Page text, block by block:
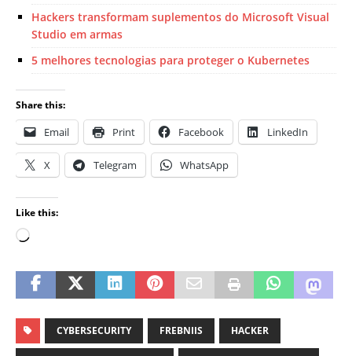
Hackers transformam suplementos do Microsoft Visual
Studio em armas
5 melhores tecnologias para proteger o Kubernetes
Share this:
Email Print Facebook LinkedIn
X Telegram WhatsApp
Like this:
CYBERSECURITY FREBNIIS HACKER